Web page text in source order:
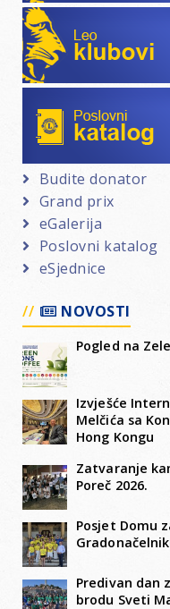
Leo klubovi
Budite donator
Grand prix
eGalerija
Poslovni katalog
eSjednice
NOVOSTI
Pogled na
Izvješće
Melčića sa
Hong Kongu
Zatvaranje
Poreč 2026.
Posjet Domu
Predivan dan
brodu Sveti